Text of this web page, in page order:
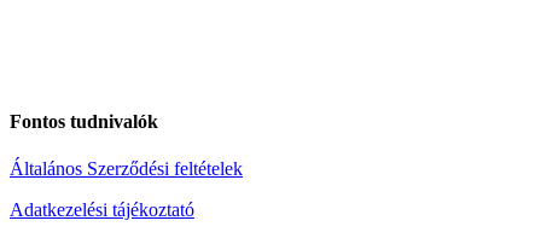
Fontos tudnivalók
Általános Szerződési feltételek
Adatkezelési tájékoztató